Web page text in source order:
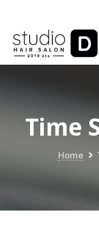
content
Time
Home